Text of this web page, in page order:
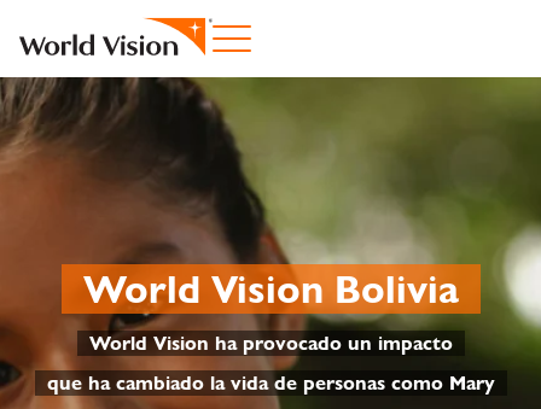
World Vision Bolivia
World Vision ha provocado un impacto
que ha cambiado la vida de personas como Mary